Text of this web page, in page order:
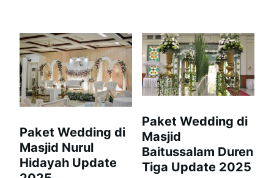
Paket Wedding di
Masjid Nurul
Hidayah Update
Paket Wedding di
Masjid
Baitussalam Duren
Tiga Update 2025